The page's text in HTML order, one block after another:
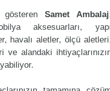
Samet Ambalaj
aksesuarları,
havalı aletler, ölçü
ve alandaki